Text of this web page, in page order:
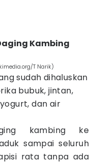
Kambing
T Narik)
sudah dihaluskan
bubuk, jintan,
dan air
kambing ke
sampai seluruh
rata tanpa ada